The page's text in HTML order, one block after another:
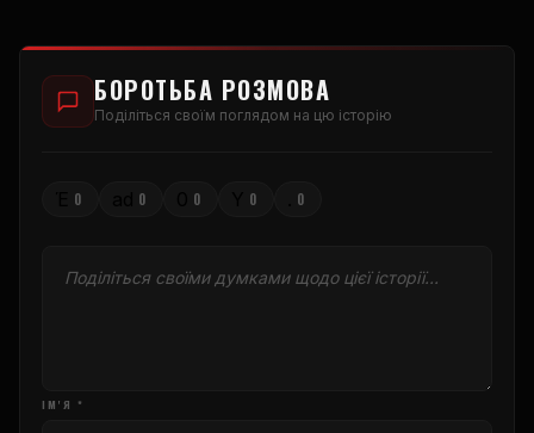
БОРОТЬБА РОЗМОВА
Поділіться своїм поглядом на цю історію
0 0 0 0 0
ІМ'Я *